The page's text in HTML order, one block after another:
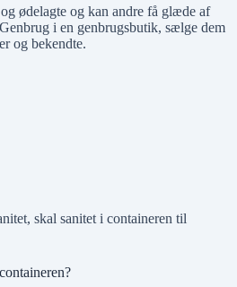
ødelagte og kan andre få glæde af
Genbrug i en genbrugsbutik, sælge dem
og bekendte.
skal sanitet i containeren til